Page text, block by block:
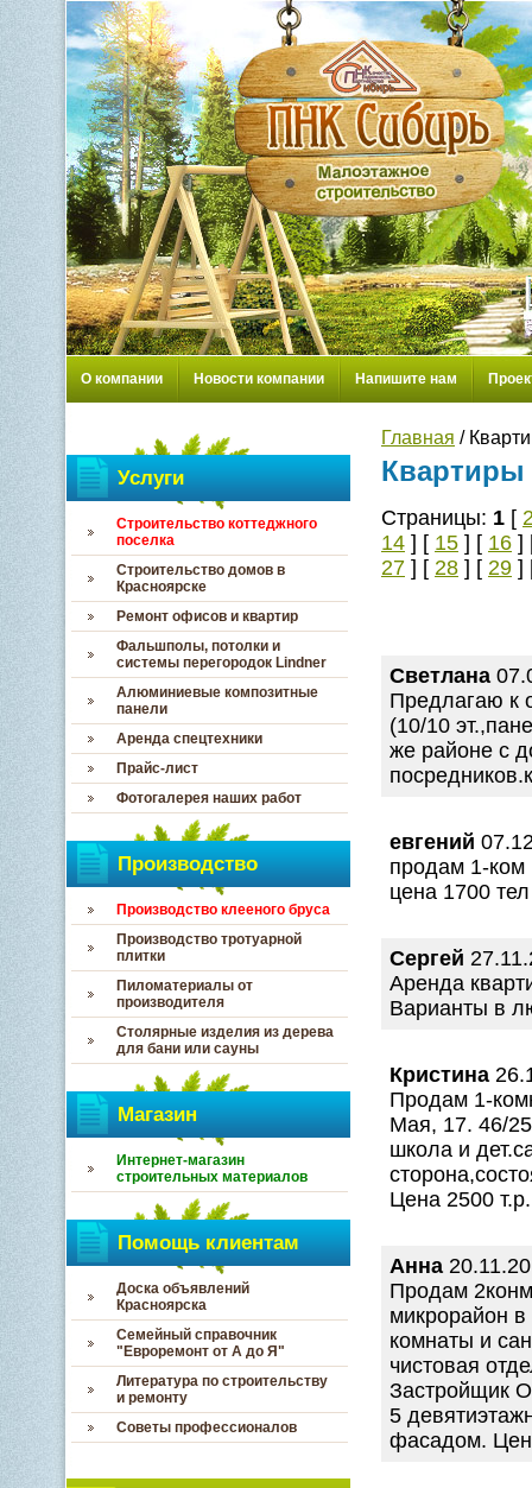
О компании Новости компании Напишите нам
Услуги
Строительство коттеджного
поселка
Строительство домов в
Красноярске
Ремонт офисов и квартир
Фальшполы, потолки и
системы перегородок Lindner
Алюминиевые композитные
панели
Аренда спецтехники
Прайс-лист
Фотогалерея наших работ
Производство
Производство клееного бруса
Производство тротуарной
плитки
Пиломатериалы от
производителя
Столярные изделия из дерева
для бани или сауны
Магазин
Интернет-магазин
строительных материалов
Помощь клиентам
Доска объявлений
Красноярска
Семейный справочник
"Евроремонт от А до Я"
Литература по строительству
и ремонту
Советы профессионалов
Главная /
Квартиры
Страницы: 1 [
14 ] [ 15 ] [ 16 ]
27 ] [ 28 ] [ 29 ]
Светлана
Предлагаю к
(10/10
же районе с
евгений
продам 1-ком
цена 1700
Сергей
Аренда
Варианты в
Кристина
Продам 1-
Мая, 17. 46/
школа и
Цена 2500
Анна
Продам
микрорайон
комнаты и
чистовая
Застройщик
5
фасадом.